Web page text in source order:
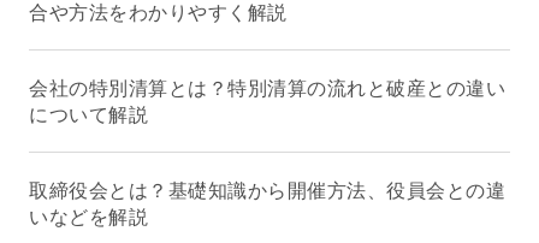
合や方法をわかりやすく解説
会社の特別清算とは？特別清算の流れと破産との違い
について解説
取締役会とは？基礎知識から開催方法、役員会との違
いなどを解説